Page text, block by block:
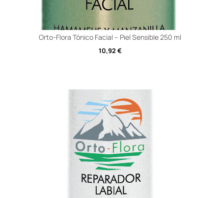
Orto-Flora Tónico Facial – Piel Sensible 250 ml
10,92 €